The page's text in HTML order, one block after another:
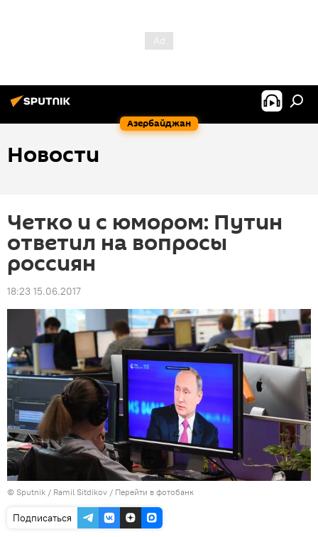
Азербайджан
Новости
Четко и с юмором: Путин
ответил на вопросы
россиян
18:23 15.06.2017
© Sputnik / Ramil Sitdikov / Перейти в фотобанк
Подписаться